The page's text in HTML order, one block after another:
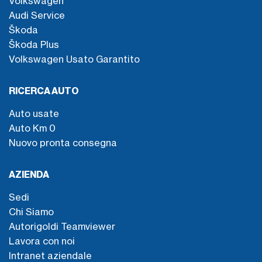
Audi Service
Škoda
Škoda Plus
Volkswagen Usato Garantito
RICERCA AUTO
Auto usate
Auto Km 0
Nuovo pronta consegna
AZIENDA
Sedi
Chi Siamo
Autorigoldi Teamviewer
Lavora con noi
Intranet aziendale